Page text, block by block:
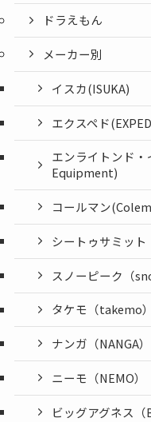
ドラえもん
メーカー別
イスカ(ISUKA)
エクスペド
エンライトンド
Equipment)
コールマン
シートゥサミット
スノーピーク（
タケモ（takemo）
ナンガ（NANGA）
ニーモ（NEMO）
ビッグアグネス（